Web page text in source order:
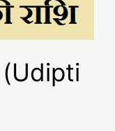
(Udipti